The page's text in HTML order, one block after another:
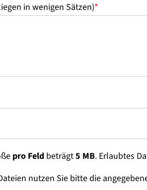
in wenigen Sätzen)*
pro Feld beträgt5 MB. Erlaubtes
nutzen Sie bitte die